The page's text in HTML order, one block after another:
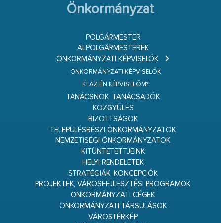
Önkormányzat
POLGÁRMESTER
ALPOLGÁRMESTEREK
ÖNKORMÁNYZATI KÉPVISELŐK
ÖNKORMÁNYZATI KÉPVISELŐK
KI AZ ÉN KÉPVISELŐM?
TANÁCSNOK, TANÁCSADÓK
KÖZGYŰLÉS
BIZOTTSÁGOK
TELEPÜLÉSRÉSZI ÖNKORMÁNYZATOK
NEMZETISÉGI ÖNKORMÁNYZATOK
KITÜNTETETTJEINK
HELYI RENDELETEK
STRATÉGIÁK, KONCEPCIÓK
PROJEKTEK, VÁROSFEJLESZTÉSI PROGRAMOK
ÖNKORMÁNYZATI CÉGEK
ÖNKORMÁNYZATI TÁRSULÁSOK
VÁROSTÉRKÉP